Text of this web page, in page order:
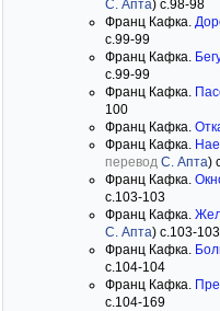
С. Апта) c.98-98
Франц Кафка.
c.99-99
Франц Кафка.
c.99-99
Франц Кафка.
100
Франц Кафка.
Франц Кафка.
перевод С. Апта)
Франц Кафка.
c.103-103
Франц Кафка.
С. Апта) c.103-103
Франц Кафка.
c.104-104
Франц Кафка.
c.104-169